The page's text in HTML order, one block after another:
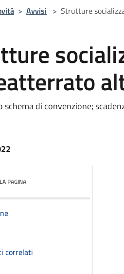
> Avvisi > Strutture
schema di convenzione;
PAGINA
correlati